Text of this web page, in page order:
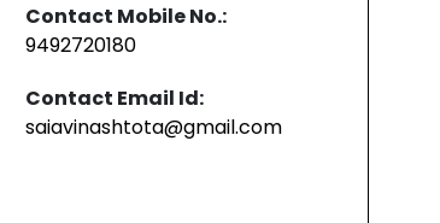
Contact Mobile No.:
9492720180
Contact Email Id:
saiavinashtota@gmail.com